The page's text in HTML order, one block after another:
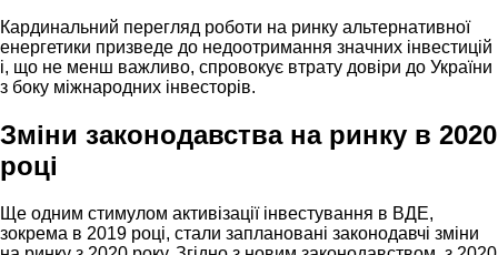
Кардинальний перегляд роботи на ринку альтернативної
енергетики призведе до недоотримання значних інвестицій
і, що не менш важливо, спровокує втрату довіри до України
з боку міжнародних інвесторів.
Зміни законодавства на ринку в 2020
році
Ще одним стимулом активізації інвестування в ВДЕ,
зокрема в 2019 році, стали заплановані законодавчі зміни